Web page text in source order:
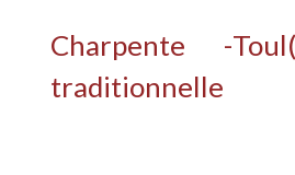
Charpente
traditionnelle
-Toul(